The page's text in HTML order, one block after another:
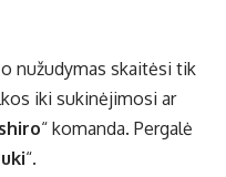
nužudymas skaitėsi tik
iki sukinėjimosi ar
“ komanda. Pergalė
“.